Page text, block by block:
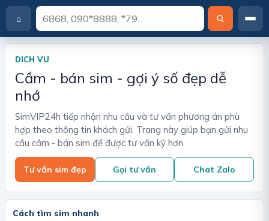
⌂
T
r
n
g
h
ủ
DICH VU
Cầm - bán sim - gợi ý số đẹp dễ
nhớ
SimVIP24h tiếp nhận nhu cầu và tư vấn phương án phù
hợp theo thông tin khách gửi. Trang này giúp bạn gửi nhu
cầu cầm - bán sim để được tư vấn kỹ hơn.
Tư vấn sim đẹp Gọi tư vấn Chat Zalo
Cách tìm sim nhanh